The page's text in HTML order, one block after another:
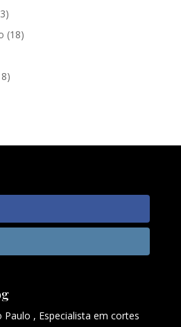
(18)
Paulo , Especialista em cortes